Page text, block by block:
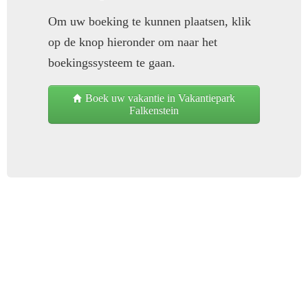
Om uw boeking te kunnen plaatsen, klik
op de knop hieronder om naar het
boekingssysteem te gaan.
Boek uw vakantie in Vakantiepark
Falkenstein